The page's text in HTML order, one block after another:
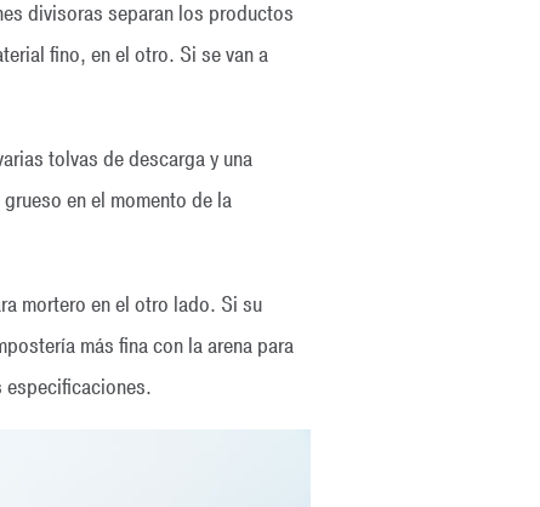
divisoras separan los productos
fino, en el otro. Si se van a
tolvas de descarga y una
en el momento de la
mortero en el otro lado. Si su
más fina con la arena para
especificaciones.